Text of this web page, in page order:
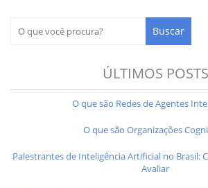
ÚLTIMOS POSTS
O que são Redes de Agentes
O que são Organizações
Palestrantes de Inteligência Artificial no Brasil:
Avaliar